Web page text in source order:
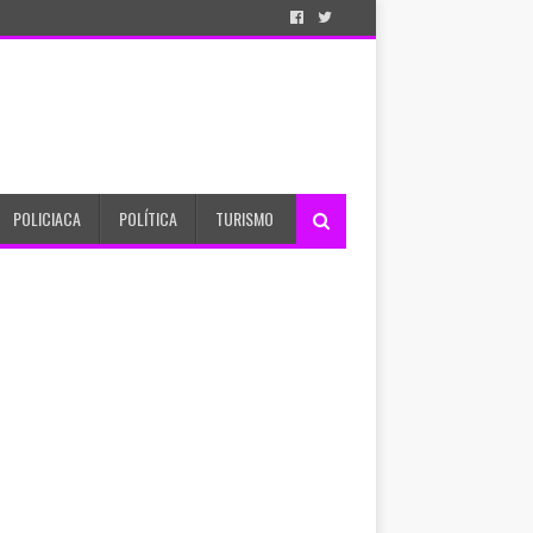
POLICIACA POLÍTICA TURISMO